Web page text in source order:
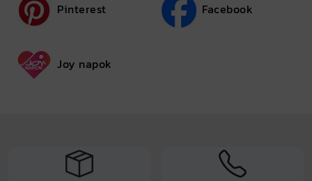
Pinterest Facebook
Joy napok